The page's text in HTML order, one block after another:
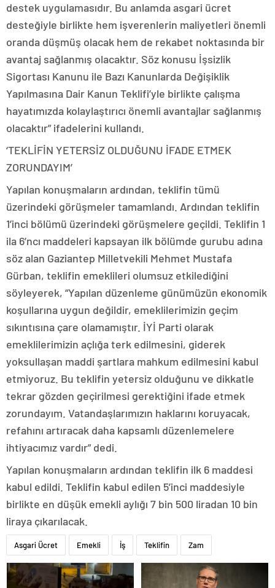
destek uygulamasıdır. Bu anlamda asgari ücret
desteğiyle birlikte hem işverenlerin maliyetleri önemli
oranda düşmüş olacak hem de rekabet noktasında bir
avantaj sağlanmış olacaktır. Söz konusu İşsizlik
Sigortası Kanunu ile Bazı Kanunlarda Değişiklik
Yapılmasına Dair Kanun Teklifi’yle birlikte çalışma
hayatımızda kolaylaştırıcı önemli avantajlar sağlanmış
olacaktır” ifadelerini kullandı.
‘TEKLİFİN YETERSİZ OLDUĞUNU İFADE ETMEK
ZORUNDAYIM’
Yapılan konuşmaların ardından, teklifin tümü
üzerindeki görüşmeler tamamlandı. Ardından teklifin
1’inci bölümü üzerindeki görüşmelere geçildi. Teklifin 1
ila 6’ncı maddeleri kapsayan ilk bölümde gurubu adına
söz alan Gaziantep Milletvekili Mehmet Mustafa
Gürban, teklifin emeklileri olumsuz etkilediğini
söyleyerek, “Yapılan düzenleme günümüzün ekonomik
koşullarına uygun değildir, emeklilerimizin geçim
sıkıntısına çare olamamıştır. İYİ Parti olarak
emeklilerimizin açlığa terk edilmesini, giderek
yoksullaşan maddi şartlara mahkum edilmesini kabul
etmiyoruz. Bu teklifin yetersiz olduğunu ve dikkatle
tekrar gözden geçirilmesi gerektiğini ifade etmek
zorundayım. Vatandaşlarımızın haklarını koruyacak,
refahını artıracak daha kapsamlı düzenlemelere
ihtiyacımız vardır” dedi.
Yapılan konuşmaların ardından teklifin ilk 6 maddesi
kabul edildi. Teklifin kabul edilen 5’inci maddesiyle
birlikte en düşük emekli aylığı 7 bin 500 liradan 10 bin
liraya çıkarılacak.
Asgari Ücret Emekli İş Teklifin Zam